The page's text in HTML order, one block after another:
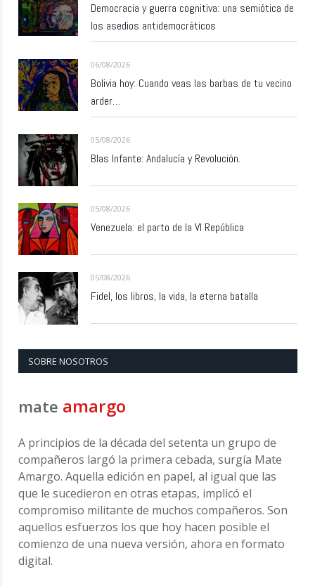
Democracia y guerra cognitiva: una semiótica de
los asedios antidemocráticos
06/08/2026
Bolivia hoy: Cuando veas las barbas de tu vecino
arder…
05/08/2026
Blas Infante: Andalucía y Revolución.
05/08/2026
Venezuela: el parto de la VI República
05/08/2026
Fidel, los libros, la vida, la eterna batalla
SOBRE NOSOTROS
mate amargo
A principios de la década del setenta un grupo de
compañeros largó la primera cebada, surgía Mate
Amargo. Aquella edición en papel, al igual que las
que le sucedieron en otras etapas, implicó el
compromiso militante de muchos compañeros. Son
aquellos esfuerzos los que hoy hacen posible el
comienzo de una nueva versión, ahora en formato
digital.